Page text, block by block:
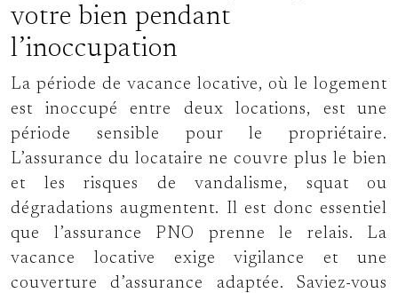
votre bien pendant
l’inoccupation
La période de vacance locative, où le logement
est inoccupé entre deux locations, est une
période sensible pour le propriétaire.
L’assurance du locataire ne couvre plus le bien
et les risques de vandalisme, squat ou
dégradations augmentent. Il est donc essentiel
que l’assurance PNO prenne le relais. La
vacance locative exige vigilance et une
couverture d’assurance adaptée. Saviez-vous